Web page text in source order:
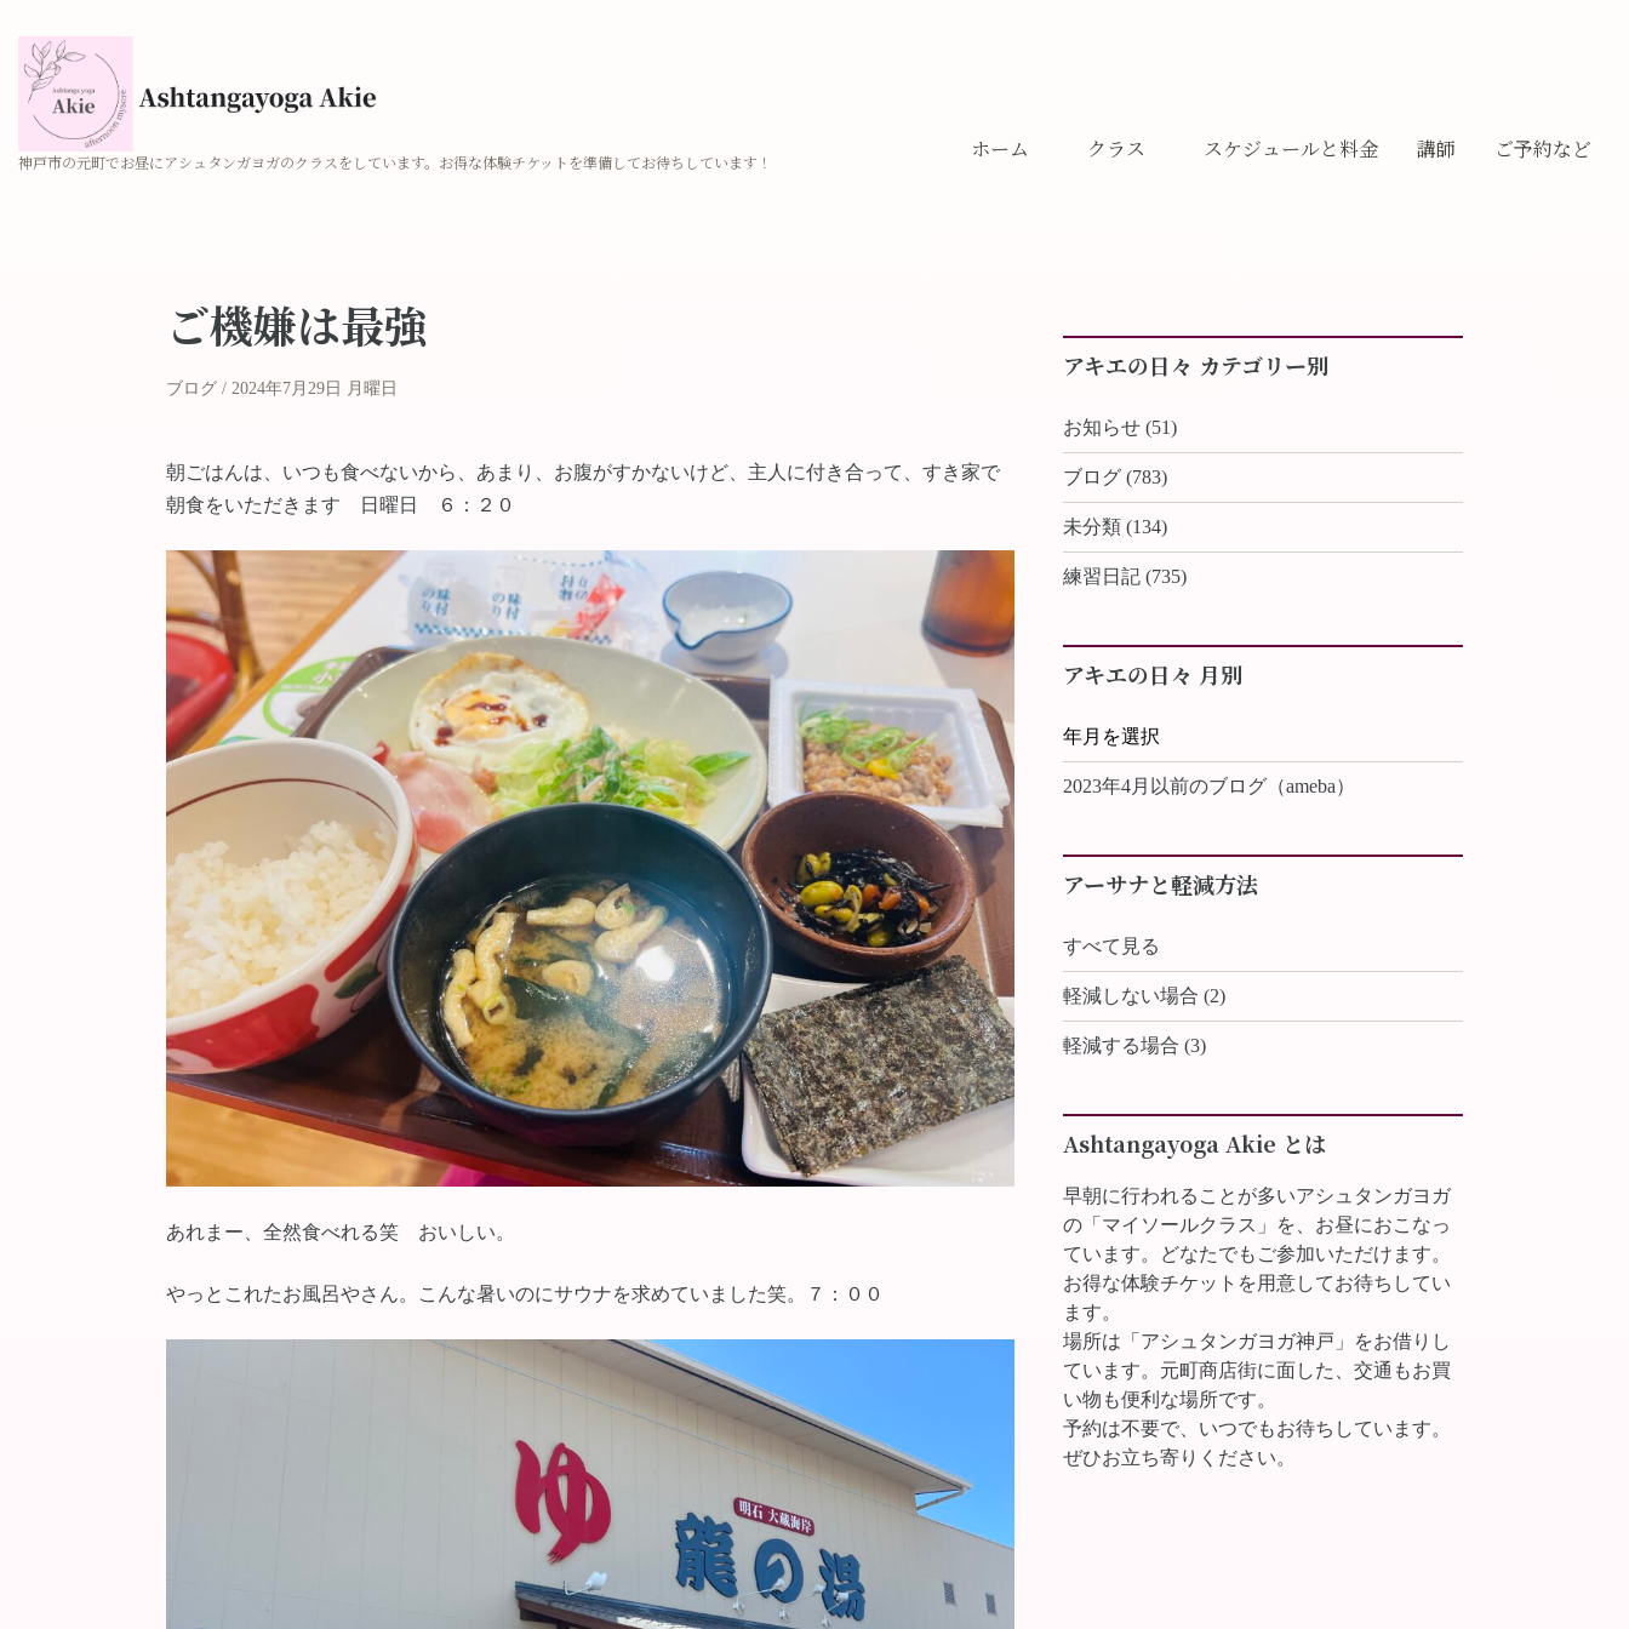
神戸市の元町でお昼にアシュタンガヨガのクラスをしています。お得な体験チケットを準備してお待ちしています！ ホーム
クラス
スケジュールと料金 講師 ご予約など
ご機嫌は最強
ブログ 2024年7月29日 月曜日
朝ごはんは、いつも食べないから、あまり、お腹がすかないけど、主人に付き合って、すき家で
朝食をいただきます 日曜日 ６：２０
あれまー、全然食べれる笑 おいしい。
やっとこれたお風呂やさん。こんな暑いのにサウナを求めていました笑。７：００
アキエの日々 カテゴリー別
お知らせ (51)
ブログ (783)
未分類 (134)
練習日記 (735)
アキエの日々 月別
2023年4月以前のブログ（ameba）
アーサナと軽減方法
すべて見る
軽減しない場合 (2)
軽減する場合 (3)
Ashtangayoga Akie とは
早朝に行われることが多いアシュタンガヨガ
の「マイソールクラス」を、お昼におこなっ
ています。どなたでもご参加いただけます。
お得な体験チケットを用意してお待ちしてい
ます。
場所は「アシュタンガヨガ神戸」をお借りし
ています。元町商店街に面した、交通もお買
い物も便利な場所です。
予約は不要で、いつでもお待ちしています。
ぜひお立ち寄りください。